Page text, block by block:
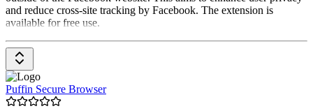
and reduce cross-site tracking by Facebook. The extension is
available for free use.
Puffin Secure Browser